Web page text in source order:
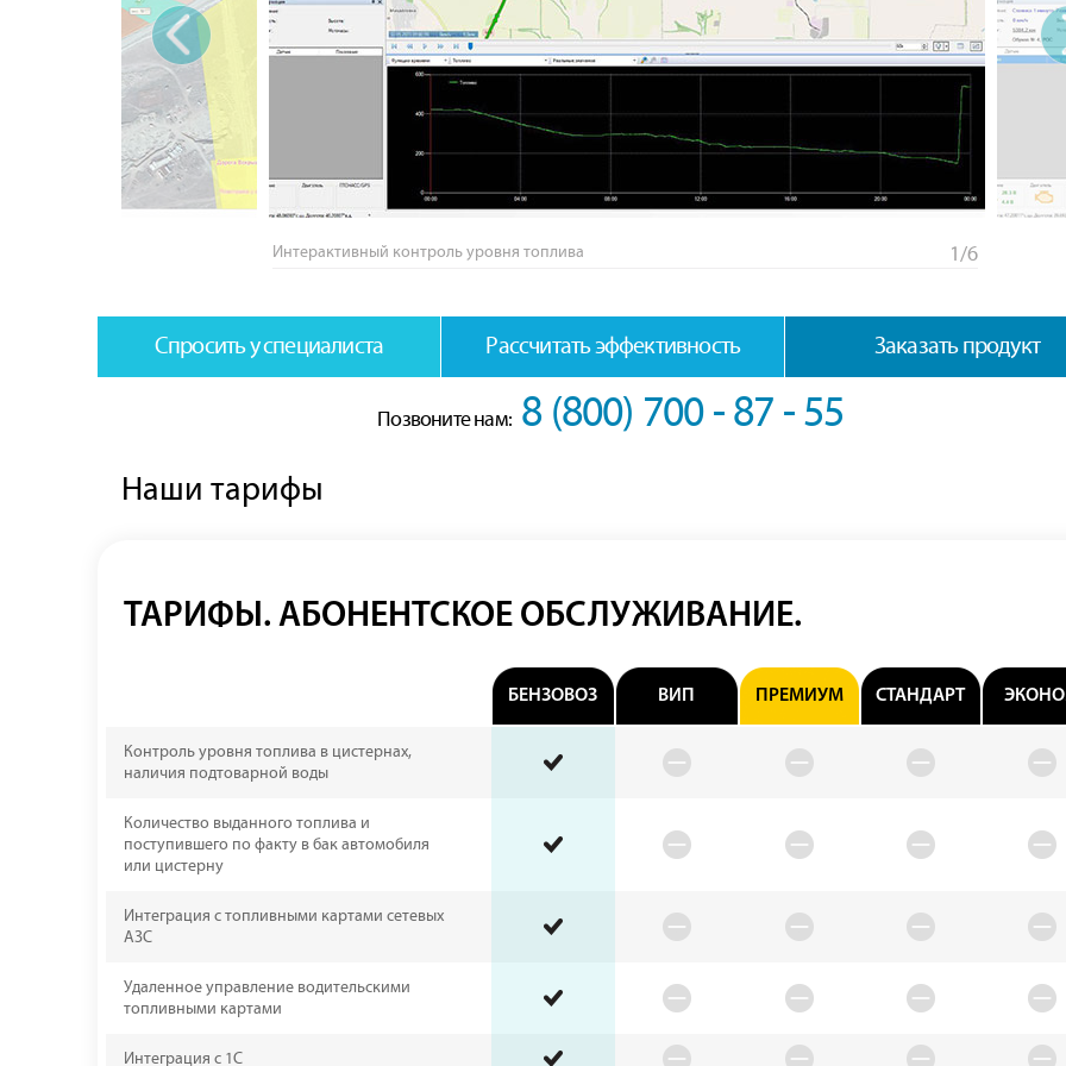
Интерактивный контроль уровня топлива 1/6
Спросить у специалиста Рассчитать эффективность Заказать продукт
Позвоните нам: 8 (800) 700 - 87 - 55
Наши тарифы
ТАРИФЫ. АБОНЕНТСКОЕ ОБСЛУЖИВАНИЕ.
БЕНЗОВОЗ ВИП ПРЕМИУМ СТАНДАРТ
Контроль уровня топлива в цистернах,
наличия подтоварной воды
Количество выданного топлива и
поступившего по факту в бак автомобиля
или цистерну
Интеграция с топливными картами сетевых
АЗС
Удаленное управление водительскими
топливными картами
Интеграция с 1С